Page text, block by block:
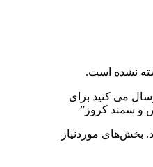
نشده است.
می کنید برای
بخش‌های موردنیاز